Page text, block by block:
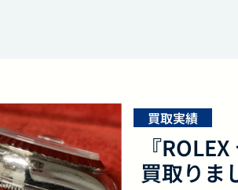
買取実績
『
買取りま